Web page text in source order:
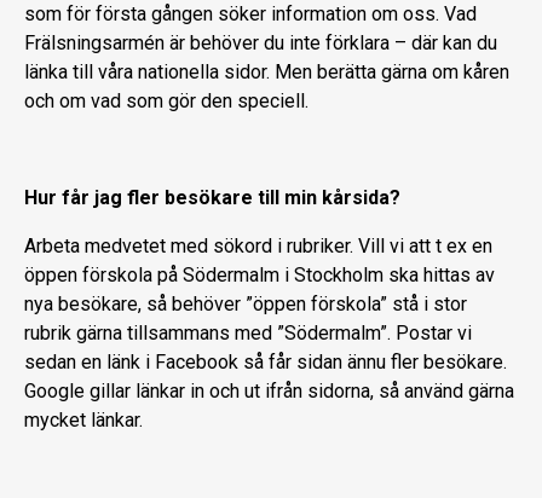
som för första gången söker information om oss. Vad
Frälsningsarmén är behöver du inte förklara – där kan du
länka till våra nationella sidor. Men berätta gärna om kåren
och om vad som gör den speciell.
Hur får jag fler besökare till min kårsida?
Arbeta medvetet med sökord i rubriker. Vill vi att t ex en
öppen förskola på Södermalm i Stockholm ska hittas av
nya besökare, så behöver ”öppen förskola” stå i stor
rubrik gärna tillsammans med ”Södermalm”. Postar vi
sedan en länk i Facebook så får sidan ännu fler besökare.
Google gillar länkar in och ut ifrån sidorna, så använd gärna
mycket länkar.